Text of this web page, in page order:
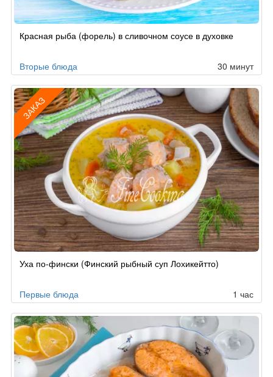
Красная рыба (форель) в сливочном соусе в духовке
Вторые блюда 30 минут
ЗАКАЗ
по
Уха по-фински (Финский рыбный суп Лохикейтто)
Первые блюда 1 час